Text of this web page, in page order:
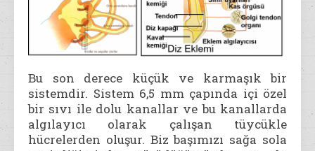
Bu son derece küçük ve karmaşık bir
sistemdir. Sistem 6,5 mm çapında içi özel
bir sıvı ile dolu kanallar ve bu kanallarda
algılayıcı olarak çalışan tüycükle
hücrelerden oluşur. Biz başımızı sağa sola